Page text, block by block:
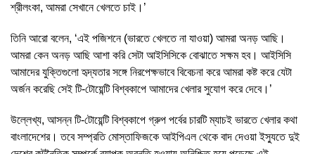
শ্রীলংকা, আমরা সেখানে খেলতে চাই।’
তিনি আরো বলেন, ‘এই পজিশনে (ভারতে খেলতে না যাওয়া) আমরা অনড় আছি।
আমরা কেন অনড় আছি আশা করি সেটা আইসিসিকে বোঝাতে সক্ষম হব। আইসিসি
আমাদের যুক্তিগুলো হৃদ্যতার সঙ্গে নিরপেক্ষভাবে বিবেচনা করে আমরা কষ্ট করে যেটা
অর্জন করেছি সেই টি-টোয়েন্টি বিশ্বকাপে আমাদের খেলার সুযোগ করে দেবে।’
উল্লেখ্য, আসন্ন টি-টোয়েন্টি বিশ্বকাপে গ্রুপ পর্বের চারটি ম্যাচই ভারতে খেলার কথা
বাংলাদেশের। তবে সম্প্রতি মোস্তাফিজকে আইপিএল থেকে বাদ দেওয়া ইস্যুতে দুই